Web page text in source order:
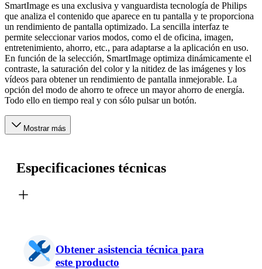
SmartImage es una exclusiva y vanguardista tecnología de Philips
que analiza el contenido que aparece en tu pantalla y te proporciona
un rendimiento de pantalla optimizado. La sencilla interfaz te
permite seleccionar varios modos, como el de oficina, imagen,
entretenimiento, ahorro, etc., para adaptarse a la aplicación en uso.
En función de la selección, SmartImage optimiza dinámicamente el
contraste, la saturación del color y la nitidez de las imágenes y los
vídeos para obtener un rendimiento de pantalla inmejorable. La
opción del modo de ahorro te ofrece un mayor ahorro de energía.
Todo ello en tiempo real y con sólo pulsar un botón.
Mostrar más
Especificaciones técnicas
Obtener asistencia técnica para
este producto